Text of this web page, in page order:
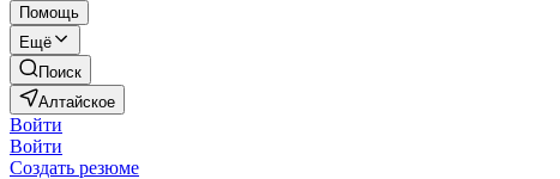
Помощь
Ещё
Поиск
Алтайское
Войти
Войти
Создать резюме